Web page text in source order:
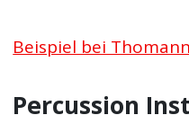
Beispiel bei Thomann
Percussion